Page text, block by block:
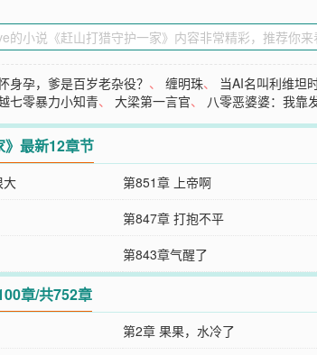
身孕，爹是百岁老杂役？ 、缠明珠、 当AI名叫利维坦
七零暴力小知青、大梁第一言官、 八零恶婆婆：我靠
》最新12章节
大 第851章 上帝啊
第847章 打抱不平
第843章气醒了
章/共752章
第2章 果果，水冷了